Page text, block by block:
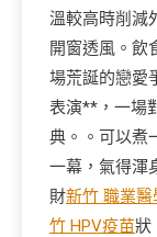
溫較高時削減
開窗透風。飲
場荒誕的戀愛
表演**，一場
典。。可以煮
一幕，氣得渾
財新竹 職業醫
竹 HPV疫苗狀